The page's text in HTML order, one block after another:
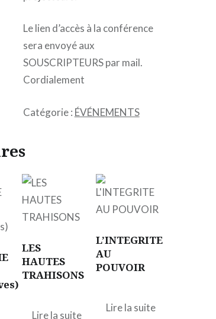
Le lien d’accès à la conférence
sera envoyé aux
SOUSCRIPTEURS par mail.
Cordialement
Catégorie : ÉVÉNEMENTS
LES
HAUTES
TRAHISONS
Lire la suite
L’INTEGRITE
AU
POUVOIR
Lire la suite